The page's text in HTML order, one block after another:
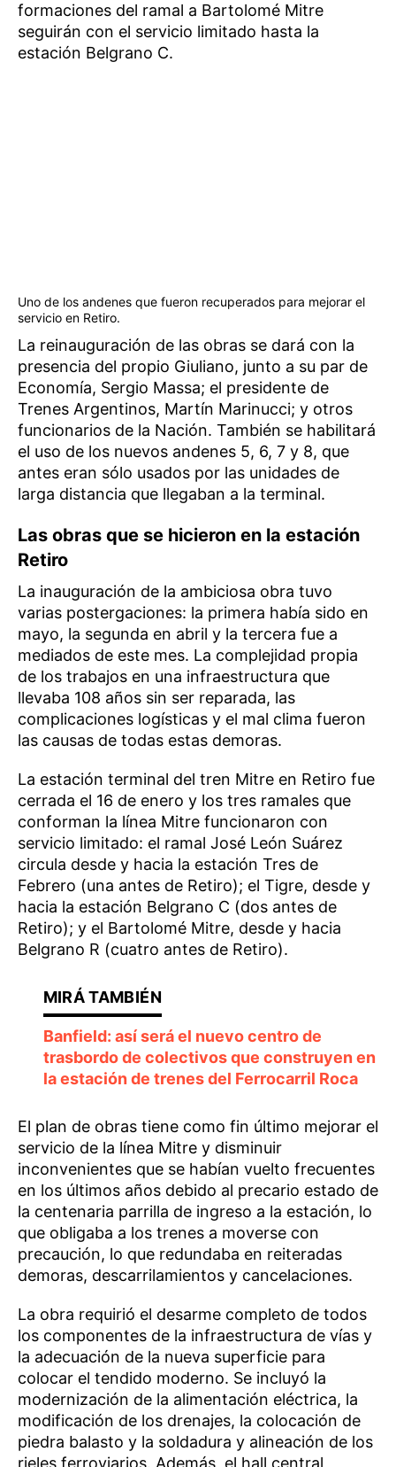
formaciones del ramal a Bartolomé Mitre
seguirán con el servicio limitado hasta la
estación Belgrano C.
Uno de los andenes que fueron recuperados para mejorar el
servicio en Retiro.
La reinauguración de las obras se dará con la
presencia del propio Giuliano, junto a su par de
Economía, Sergio Massa; el presidente de
Trenes Argentinos, Martín Marinucci; y otros
funcionarios de la Nación. También se habilitará
el uso de los nuevos andenes 5, 6, 7 y 8, que
antes eran sólo usados por las unidades de
larga distancia que llegaban a la terminal.
Las obras que se hicieron en la estación
Retiro
La inauguración de la ambiciosa obra tuvo
varias postergaciones: la primera había sido en
mayo, la segunda en abril y la tercera fue a
mediados de este mes. La complejidad propia
de los trabajos en una infraestructura que
llevaba 108 años sin ser reparada, las
complicaciones logísticas y el mal clima fueron
las causas de todas estas demoras.
La estación terminal del tren Mitre en Retiro fue
cerrada el 16 de enero y los tres ramales que
conforman la línea Mitre funcionaron con
servicio limitado: el ramal José León Suárez
circula desde y hacia la estación Tres de
Febrero (una antes de Retiro); el Tigre, desde y
hacia la estación Belgrano C (dos antes de
Retiro); y el Bartolomé Mitre, desde y hacia
Belgrano R (cuatro antes de Retiro).
Banfield: así será el nuevo centro de
trasbordo de colectivos que construyen en
la estación de trenes del Ferrocarril Roca
El plan de obras tiene como fin último mejorar el
servicio de la línea Mitre y disminuir
inconvenientes que se habían vuelto frecuentes
en los últimos años debido al precario estado de
la centenaria parrilla de ingreso a la estación, lo
que obligaba a los trenes a moverse con
precaución, lo que redundaba en reiteradas
demoras, descarrilamientos y cancelaciones.
La obra requirió el desarme completo de todos
los componentes de la infraestructura de vías y
la adecuación de la nueva superficie para
colocar el tendido moderno. Se incluyó la
modernización de la alimentación eléctrica, la
modificación de los drenajes, la colocación de
piedra balasto y la soldadura y alineación de los
rieles ferroviarios. Además, el hall central